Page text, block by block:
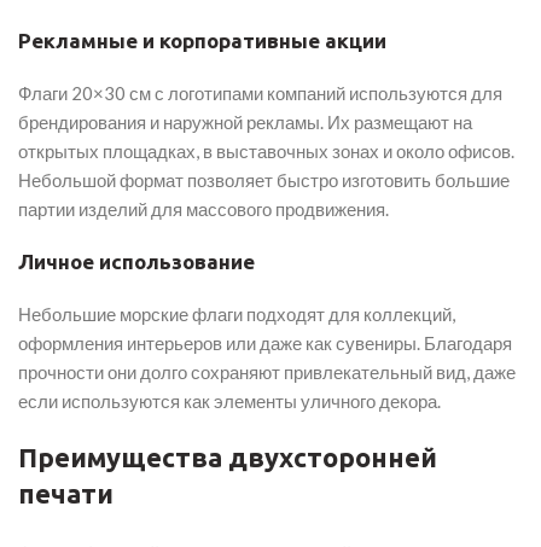
Рекламные и корпоративные акции
Флаги 20×30 см с логотипами компаний используются для
брендирования и наружной рекламы. Их размещают на
открытых площадках, в выставочных зонах и около офисов.
Небольшой формат позволяет быстро изготовить большие
партии изделий для массового продвижения.
Личное использование
Небольшие морские флаги подходят для коллекций,
оформления интерьеров или даже как сувениры. Благодаря
прочности они долго сохраняют привлекательный вид, даже
если используются как элементы уличного декора.
Преимущества двухсторонней
печати